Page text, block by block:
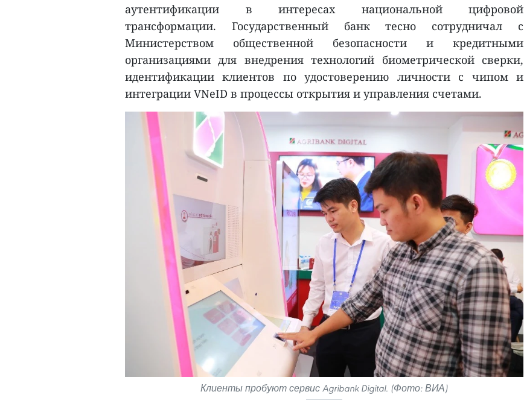
аутентификации в интересах национальной цифровой
трансформации. Государственный банк тесно сотрудничал с
Министерством общественной безопасности и кредитными
организациями для внедрения технологий биометрической сверки,
идентификации клиентов по удостоверению личности с чипом и
интеграции VNeID в процессы открытия и управления счетами.
Клиенты пробуют сервис Agribank Digital. (Фото: ВИА)